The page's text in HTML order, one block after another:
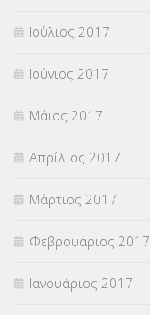
Ιούλιος 2017
Ιούνιος 2017
Μάιος 2017
Απρίλιος 2017
Μάρτιος 2017
Φεβρουάριος 2017
Ιανουάριος 2017